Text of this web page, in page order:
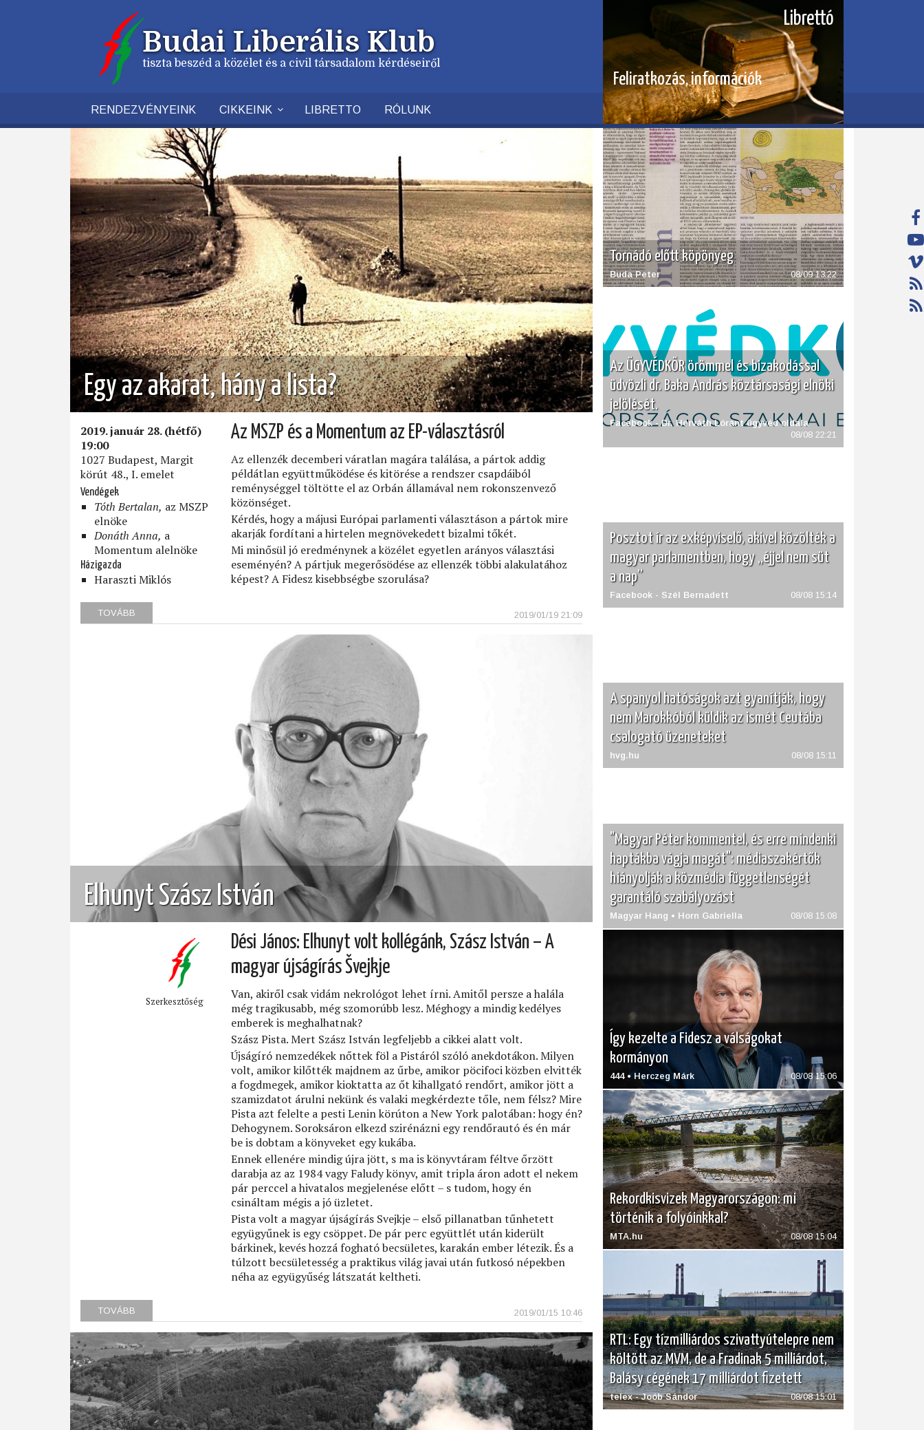
Budai Liberális Klub
tiszta beszéd a közélet és a civil társadalom kérdéseiről
Librettó
Feliratkozás, információk
RENDEZVÉNYEINK CIKKEINK LIBRETTO RÓLUNK
Egy az akarat, hány a lista?
2019. január 28. (hétfő)
19:00
1027 Budapest, Margit
körút 48., I. emelet
Vendégek
Tóth Bertalan, az MSZP
elnöke
Donáth Anna, a
Momentum alelnöke
Házigazda
Haraszti Miklós
Az MSZP és a Momentum az EP-választásról
Az ellenzék decemberi váratlan magára találása, a pártok addig
példátlan együttműködése és kitörése a rendszer csapdáiból
reménységgel töltötte el az Orbán államával nem rokonszenvező
közönséget.
Kérdés, hogy a májusi Európai parlamenti választáson a pártok mire
akarják fordítani a hirtelen megnövekedett bizalmi tőkét.
Mi minősül jó eredménynek a közélet egyetlen arányos választási
eseményén? A pártjuk megerősödése az ellenzék többi alakulatához
képest? A Fidesz kisebbségbe szorulása?
2019/01/19 21:09
TOVÁBB
AZ
Elhunyt Szász István
Szerkesztőség
Dési János: Elhunyt volt kollégánk, Szász István – A
magyar újságírás Švejkje
Van, akiről csak vidám nekrológot lehet írni. Amitől persze a halála
még tragikusabb, még szomorúbb lesz. Méghogy a mindig kedélyes
emberek is meghalhatnak?
Szász Pista. Mert Szász István legfeljebb a cikkei alatt volt.
Újságíró nemzedékek nőttek föl a Pistáról szóló anekdotákon. Milyen
volt, amikor kilőtték majdnem az űrbe, amikor pöcifoci közben elvitték
a fogdmegek, amikor kioktatta az őt kihallgató rendőrt, amikor jött a
szamizdatot árulni nekünk és valaki megkérdezte tőle, nem félsz? Mire
Pista azt felelte a pesti Lenin körúton a New York palotában: hogy én?
Dehogynem. Soroksáron elkezd szirénázni egy rendőrautó és én már
be is dobtam a könyveket egy kukába.
Ennek ellenére mindig újra jött, s ma is könyvtáram féltve őrzött
darabja az az 1984 vagy Faludy könyv, amit tripla áron adott el nekem
pár perccel a hivatalos megjelenése előtt – s tudom, hogy én
csináltam mégis a jó üzletet.
Pista volt a magyar újságírás Svejkje – első pillanatban tűnhetett
együgyűnek is egy csöppet. De pár perc együttlét után kiderült
bárkinek, kevés hozzá fogható becsületes, karakán ember létezik. És a
túlzott becsületesség a praktikus világ javai után futkosó népekben
néha az együgyűség látszatát keltheti.
2019/01/15 10:46
TOVÁBB
SZÁSZ
ISTVÁN)
Tornádó előtt köpönyeg
Buda Peter 08/09 13:22
Az ÜGYVÉDKÖR örömmel és bizakodással
üdvözli dr. Baka András köztársasági elnöki
jelölését.
Facebook - Dr. Horváth Lóránt ügyvéd oldala
08/08 22:21
Posztot ír az exképviselő, akivel közölték a
magyar parlamentben, hogy „éjjel nem süt
a nap”
Facebook - Szél Bernadett 08/08 15:14
A spanyol hatóságok azt gyanítják, hogy
nem Marokkóból küldik az ismét Ceutába
csalogató üzeneteket
hvg.hu 08/08 15:11
"Magyar Péter kommentel, és erre mindenki
haptákba vágja magát": médiaszakértők
hiányolják a közmédia függetlenségét
garantáló szabályozást
Magyar Hang • Horn Gabriella 08/08 15:08
Így kezelte a Fidesz a válságokat
kormányon
444 • Herczeg Márk 08/08 15:06
Rekordkisvizek Magyarországon: mi
történik a folyóinkkal?
MTA.hu 08/08 15:04
RTL: Egy tízmilliárdos szivattyútelepre nem
költött az MVM, de a Fradinak 5 milliárdot,
Balásy cégének 17 milliárdot fizetett
telex - Joób Sándor 08/08 15:01